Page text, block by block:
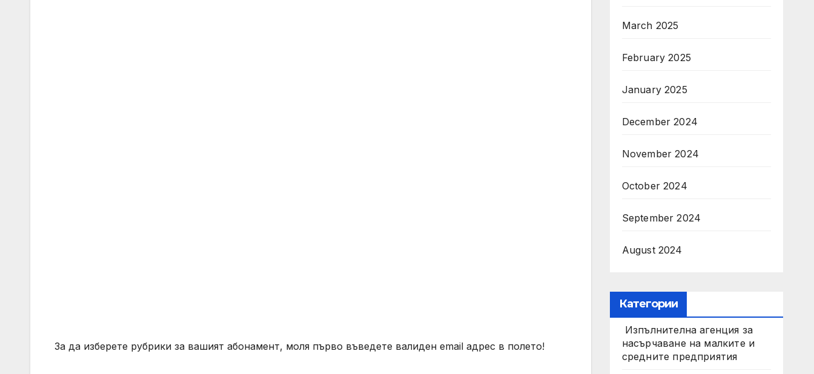
За да изберете рубрики за вашият абонамент, моля първо въведете валиден email адрес в полето!
March 2025
February 2025
January 2025
December 2024
November 2024
October 2024
September 2024
August 2024
Категории
Изпълнителна агенция за
насърчаване на малките и
средните предприятия